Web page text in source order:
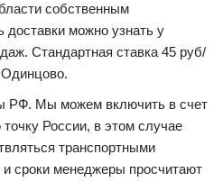
собственным
доставки можно узнать у
Стандартная ставка 45 руб/
РФ. Мы можем включить в счет
России, в этом случае
транспортными
сроки менеджеры просчитают